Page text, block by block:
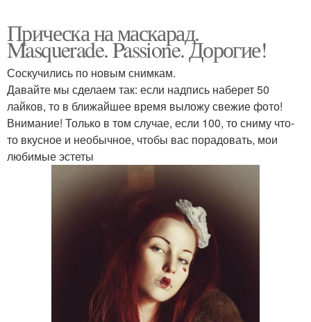
Прическа на маскарад.
Masquerade. Passione. Дорогие!
Соскучились по новым снимкам.
Давайте мы сделаем так: если надпись наберет 50
лайков, то в ближайшее время выложу свежие фото!
Внимание! Только в том случае, если 100, то сниму что-
то вкусное и необычное, чтобы вас порадовать, мои
любимые эстеты